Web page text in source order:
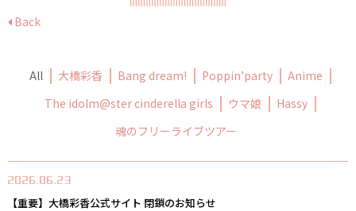
Back
All 大橋彩香 Bang dream! Poppin’party
Anime
The idolm@ster cinderella girls
ウマ娘
Hassy
魂のフリーライブツアー
2026.06.23
【重要】大橋彩香公式サイト 閉鎖のお知らせ